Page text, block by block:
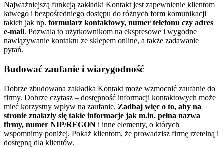
Najważniejszą funkcją zakładki Kontakt jest zapewnienie klientom
łatwego i bezpośredniego dostępu do różnych form komunikacji
takich jak np. formularz kontaktowy, numer telefonu czy adres
e-mail. Pozwala to użytkownikom na ekspresowe i wygodne
nawiązywanie kontaktu ze sklepem online, a także zadawanie
pytań.
Budować zaufanie i wiarygodność
Dobrze zbudowana zakładka Kontakt może wzmocnić zaufanie do
firmy. Dobrze czytasz – dostępność informacji kontaktowych może
mieć korzystny wpływ na zaufanie. Zadbaj więc o to, aby na
stronie znalazły się takie informacje jak m.in. pełna nazwa
firmy, numer NIP/REGON i inne elementy, o których
wspomnimy poniżej. Pokaż klientom, że prowadzisz firmę rzetelną i
dostępną dla klientów.